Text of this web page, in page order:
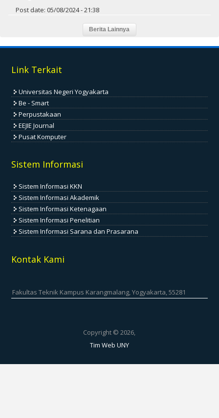
Post date: 05/08/2024 - 21:38
Link Terkait
Universitas Negeri Yogyakarta
Be - Smart
Perpustakaan
EEJIE Journal
Pusat Komputer
Sistem Informasi
Sistem Informasi KKN
Sistem Informasi Akademik
Sistem Informasi Ketenagaan
Sistem Informasi Penelitian
Sistem Informasi Sarana dan Prasarana
Kontak Kami
Fakultas Teknik Kampus Karangmalang, Yogyakarta, 55281
Copyright © 2026,
Tim Web UNY